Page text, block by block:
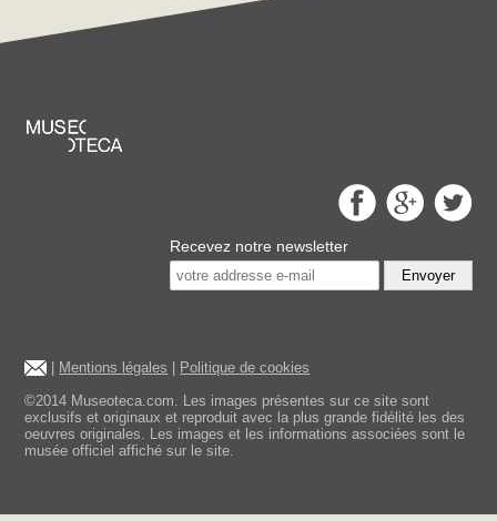
Recevez notre newsletter
Envoyer
Mentions légales
Politique de cookies
©2014 Museoteca.com. Les images présentes sur ce site sont
exclusifs et originaux et reproduit avec la plus grande fidélité les des
oeuvres originales. Les images et les informations associées sont le
musée officiel affiché sur le site.